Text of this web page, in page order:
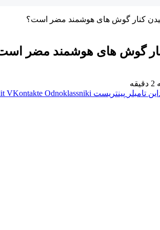
کنار گوش های هوشمند مضر است؟
کنار گوش های هوشمند مضر
تامبلر پینتریست VKontakte Odnoklassniki